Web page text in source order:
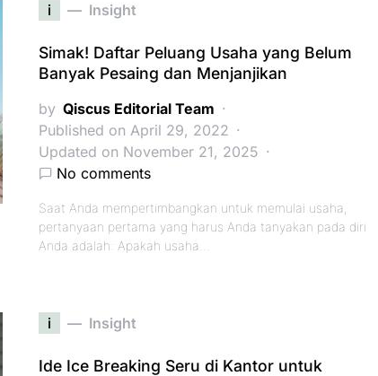
i Insight
Simak! Daftar Peluang Usaha yang Belum
Banyak Pesaing dan Menjanjikan
by Qiscus Editorial Team
Published on April 29, 2022
Updated on November 21, 2025
No comments
Saat Anda mempertimbangkan untuk memulai usaha,
pertanyaan pertama yang harus Anda tanyakan pada diri
Anda adalah: Apakah usaha…
i Insight
Ide Ice Breaking Seru di Kantor untuk